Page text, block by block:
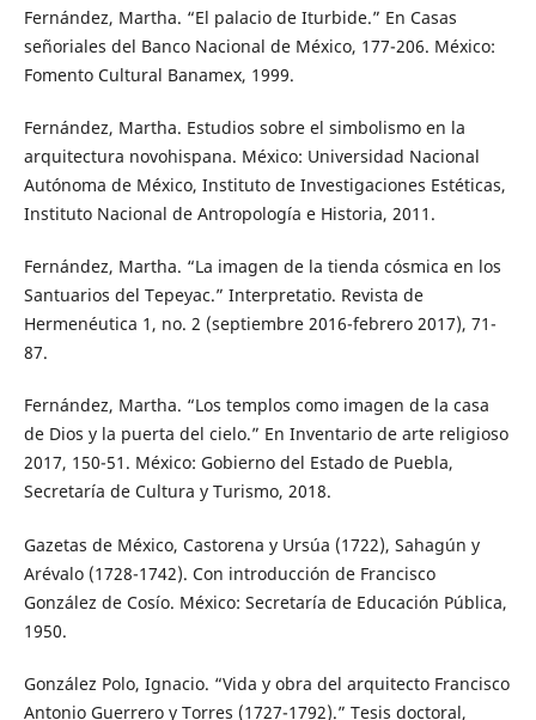
Fernández, Martha. “El palacio de Iturbide.” En Casas
señoriales del Banco Nacional de México, 177-206. México:
Fomento Cultural Banamex, 1999.
Fernández, Martha. Estudios sobre el simbolismo en la
arquitectura novohispana. México: Universidad Nacional
Autónoma de México, Instituto de Investigaciones Estéticas,
Instituto Nacional de Antropología e Historia, 2011.
Fernández, Martha. “La imagen de la tienda cósmica en los
Santuarios del Tepeyac.” Interpretatio. Revista de
Hermenéutica 1, no. 2 (septiembre 2016-febrero 2017), 71-
87.
Fernández, Martha. “Los templos como imagen de la casa
de Dios y la puerta del cielo.” En Inventario de arte religioso
2017, 150-51. México: Gobierno del Estado de Puebla,
Secretaría de Cultura y Turismo, 2018.
Gazetas de México, Castorena y Ursúa (1722), Sahagún y
Arévalo (1728-1742). Con introducción de Francisco
González de Cosío. México: Secretaría de Educación Pública,
1950.
González Polo, Ignacio. “Vida y obra del arquitecto Francisco
Antonio Guerrero y Torres (1727-1792).” Tesis doctoral,